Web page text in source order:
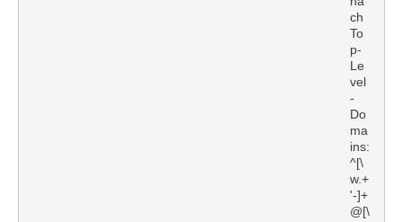
ch
To
p-
Le
vel
-
Do
ma
ins:
^[\
w.+
'-]+
@[\